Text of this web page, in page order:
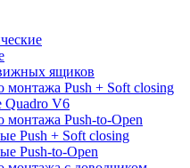
ящиков
Push + Soft closing
Quadro V6
Push-to-Open
Push + Soft closing
Push-to-Open